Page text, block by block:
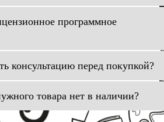
программное
консультацию перед покупкой?
товара нет в наличии?